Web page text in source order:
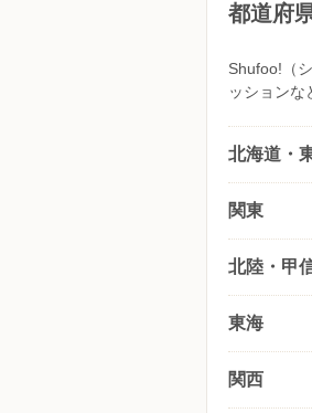
都道府
Shufoo!（
ッションな
北海道・
関東
北陸・甲
東海
関西